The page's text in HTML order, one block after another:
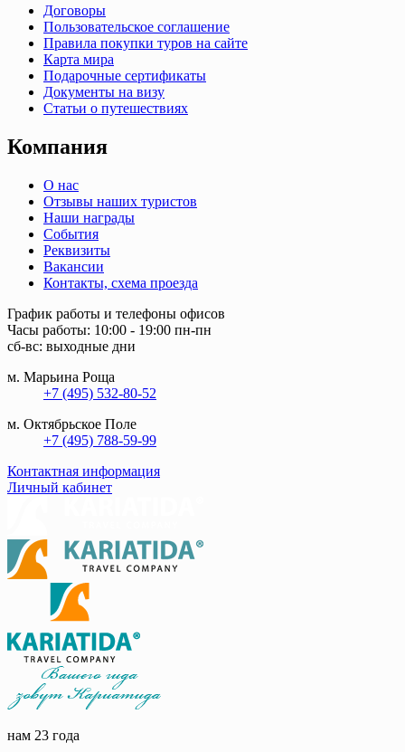
Договоры
Пользовательское соглашение
Правила покупки туров на сайте
Карта мира
Подарочные сертификаты
Документы на визу
Статьи о путешествиях
Компания
О нас
Отзывы наших туристов
Наши награды
События
Реквизиты
Вакансии
Контакты, схема проезда
График работы и телефоны офисов
Часы работы: 10:00 - 19:00 пн-пн
сб-вс: выходные дни
м. Марьина Роща
+7 (495) 532-80-52
м. Октябрьское Поле
+7 (495) 788-59-99
Контактная информация
Личный кабинет
нам 23 года